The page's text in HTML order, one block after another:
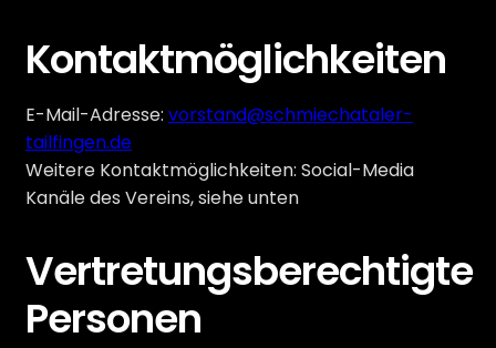
Kontaktmöglichkeiten
E-Mail-Adresse: vorstand@schmiechataler-
tailfingen.de
Weitere Kontaktmöglichkeiten: Social-Media
Kanäle des Vereins, siehe unten
Vertretungsberechtigte
Personen